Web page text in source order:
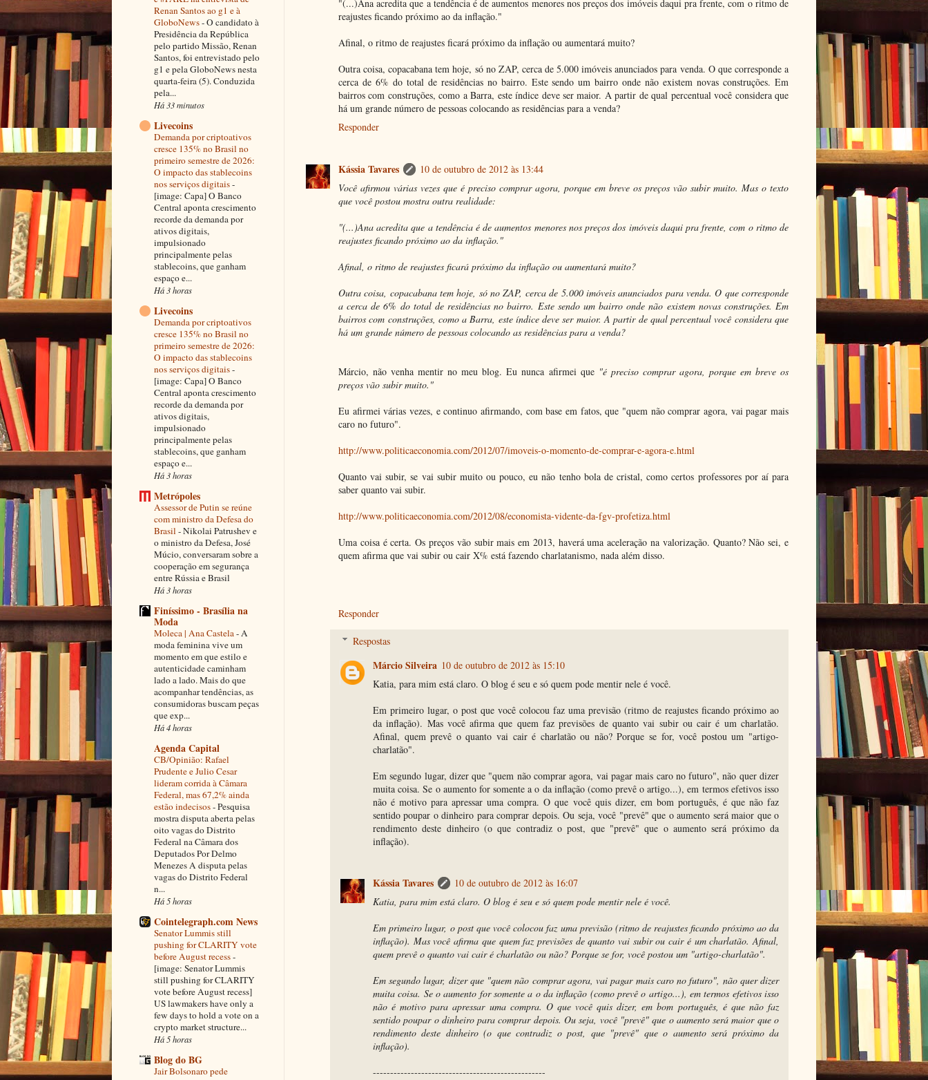
"(...)Ana acredita que a tendência é de aumentos menores nos preços dos imóveis daqui pra frente, com o ritmo de
reajustes ficando próximo ao da inflação."
Afinal, o ritmo de reajustes ficará próximo da inflação ou aumentará muito?
Outra coisa, copacabana tem hoje, só no ZAP, cerca de 5.000 imóveis anunciados para venda. O que corresponde a
cerca de 6% do total de residências no bairro. Este sendo um bairro onde não existem novas construções. Em
bairros com construções, como a Barra, este índice deve ser maior. A partir de qual percentual você considera que
há um grande número de pessoas colocando as residências para a venda?
Responder
Kássia Tavares
10 de outubro de 2012 às 13:44
Você afirmou várias vezes que é preciso comprar agora, porque em breve os preços vão subir muito. Mas o texto
que você postou mostra outra realidade:
"(...)Ana acredita que a tendência é de aumentos menores nos preços dos imóveis daqui pra frente, com o ritmo de
reajustes ficando próximo ao da inflação."
Afinal, o ritmo de reajustes ficará próximo da inflação ou aumentará muito?
Outra coisa, copacabana tem hoje, só no ZAP, cerca de 5.000 imóveis anunciados para venda. O que corresponde
a cerca de 6% do total de residências no bairro. Este sendo um bairro onde não existem novas construções. Em
bairros com construções, como a Barra, este índice deve ser maior. A partir de qual percentual você considera que
há um grande número de pessoas colocando as residências para a venda?
Márcio, não venha mentir no meu blog. Eu nunca afirmei que "é preciso comprar agora, porque em breve os
preços vão subir muito."
Eu afirmei várias vezes, e continuo afirmando, com base em fatos, que "quem não comprar agora, vai pagar mais
caro no futuro".
http://www.politicaeconomia.com/2012/07/imoveis-o-momento-de-comprar-e-agora-e.html
Quanto vai subir, se vai subir muito ou pouco, eu não tenho bola de cristal, como certos professores por aí para
saber quanto vai subir.
http://www.politicaeconomia.com/2012/08/economista-vidente-da-fgv-profetiza.html
Uma coisa é certa. Os preços vão subir mais em 2013, haverá uma aceleração na valorização. Quanto? Não sei, e
quem afirma que vai subir ou cair X% está fazendo charlatanismo, nada além disso.
Responder
Respostas
Márcio Silveira 10 de outubro de 2012 às 15:10
Katia, para mim está claro. O blog é seu e só quem pode mentir nele é você.
Em primeiro lugar, o post que você colocou faz uma previsão (ritmo de reajustes ficando próximo ao
da inflação). Mas você afirma que quem faz previsões de quanto vai subir ou cair é um charlatão.
Afinal, quem prevê o quanto vai cair é charlatão ou não? Porque se for, você postou um "artigo-
charlatão".
Em segundo lugar, dizer que "quem não comprar agora, vai pagar mais caro no futuro", não quer dizer
muita coisa. Se o aumento for somente a o da inflação (como prevê o artigo...), em termos efetivos isso
não é motivo para apressar uma compra. O que você quis dizer, em bom português, é que não faz
sentido poupar o dinheiro para comprar depois. Ou seja, você "prevê" que o aumento será maior que o
rendimento deste dinheiro (o que contradiz o post, que "prevê" que o aumento será próximo da
inflação).
Kássia Tavares
10 de outubro de 2012 às 16:07
Katia, para mim está claro. O blog é seu e só quem pode mentir nele é você.
Em primeiro lugar, o post que você colocou faz uma previsão (ritmo de reajustes ficando próximo ao da
inflação). Mas você afirma que quem faz previsões de quanto vai subir ou cair é um charlatão. Afinal,
quem prevê o quanto vai cair é charlatão ou não? Porque se for, você postou um "artigo-charlatão".
Em segundo lugar, dizer que "quem não comprar agora, vai pagar mais caro no futuro", não quer dizer
muita coisa. Se o aumento for somente a o da inflação (como prevê o artigo...), em termos efetivos isso
não é motivo para apressar uma compra. O que você quis dizer, em bom português, é que não faz
sentido poupar o dinheiro para comprar depois. Ou seja, você "prevê" que o aumento será maior que o
rendimento deste dinheiro (o que contradiz o post, que "prevê" que o aumento será próximo da
inflação).
--------------------------------------------------
Renan Santos ao g1 e à
GloboNews-O candidato à
Presidência da República
pelo partido Missão, Renan
Santos, foi entrevistado pelo
g1 e pela GloboNews nesta
quarta-feira (5). Conduzida
pela...
Há 33 minutos
Livecoins
Demanda por criptoativos
cresce 135% no Brasil no
primeiro semestre de 2026:
O impacto das stablecoins
nos serviços digitais-
[image: Capa] O Banco
Central aponta crescimento
recorde da demanda por
ativos digitais,
impulsionado
principalmente pelas
stablecoins, que ganham
espaço e...
Há 3 horas
Livecoins
Demanda por criptoativos
cresce 135% no Brasil no
primeiro semestre de 2026:
O impacto das stablecoins
nos serviços digitais-
[image: Capa] O Banco
Central aponta crescimento
recorde da demanda por
ativos digitais,
impulsionado
principalmente pelas
stablecoins, que ganham
espaço e...
Há 3 horas
Metrópoles
Assessor de Putin se reúne
com ministro da Defesa do
Brasil -Nikolai Patrushev e
o ministro da Defesa, José
Múcio, conversaram sobre a
cooperação em segurança
entre Rússia e Brasil
Há 3 horas
Finíssimo - Brasília na
Moda
Moleca | Ana Castela-A
moda feminina vive um
momento em que estilo e
autenticidade caminham
lado a lado. Mais do que
acompanhar tendências, as
consumidoras buscam peças
que exp...
Há 4 horas
Agenda Capital
CB/Opinião: Rafael
Prudente e Julio Cesar
lideram corrida à Câmara
Federal, mas 67,2% ainda
estão indecisos-Pesquisa
mostra disputa aberta pelas
oito vagas do Distrito
Federal na Câmara dos
Deputados Por Delmo
Menezes A disputa pelas
vagas do Distrito Federal
n...
Há 5 horas
Cointelegraph.com News
Senator Lummis still
pushing for CLARITY vote
before August recess-
[image: Senator Lummis
still pushing for CLARITY
vote before August recess]
US lawmakers have only a
few days to hold a vote on a
crypto market structure...
Há 5 horas
Blog do BG
Jair Bolsonaro pede